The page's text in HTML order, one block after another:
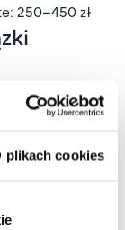
plikach cookies
250–450 zł
rysują się
szeroko
za